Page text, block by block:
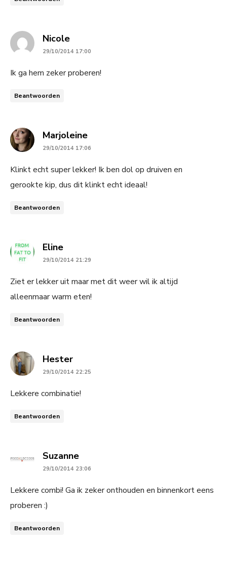
Nicolesays:
29/10/2014 17:00
Ik ga hem zeker proberen!
Beantwoorden
Marjoleinesays:
29/10/2014 17:06
Klinkt echt super lekker! Ik ben dol op druiven en
gerookte kip, dus dit klinkt echt ideaal!
Beantwoorden
Elinesays:
29/10/2014 21:29
Ziet er lekker uit maar met dit weer wil ik altijd
alleenmaar warm eten!
Beantwoorden
Hestersays:
29/10/2014 22:25
Lekkere combinatie!
Beantwoorden
Suzannesays:
29/10/2014 23:06
Lekkere combi! Ga ik zeker onthouden en binnenkort eens
proberen :)
Beantwoorden